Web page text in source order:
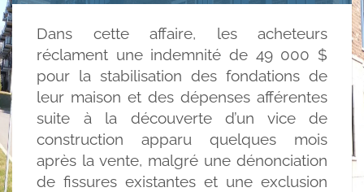
Dans cette affaire, les acheteurs
réclament une indemnité de 49 000 $
pour la stabilisation des fondations de
leur maison et des dépenses afférentes
suite à la découverte d’un vice de
construction apparu quelques mois
après la vente, malgré une dénonciation
de fissures existantes et une exclusion